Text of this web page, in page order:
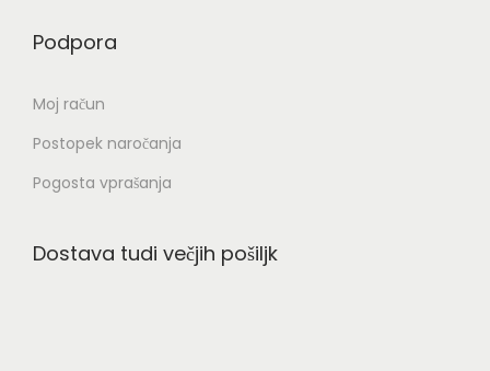
Podpora
Moj račun
Postopek naročanja
Pogosta vprašanja
Dostava tudi večjih pošiljk